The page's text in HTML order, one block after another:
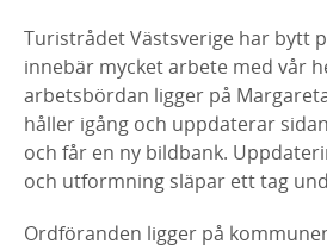
Turistrådet Västsverige har bytt
innebär mycket arbete med vår
arbetsbördan ligger på
håller igång och uppdaterar
och får en ny bildbank.
och utformning släpar ett tag
Ordföranden ligger på